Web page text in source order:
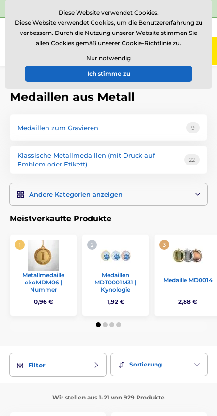
⭐Siehe 504 verifizierte Bewertungen auf
Rufen Sie uns an (Mo-Fr 15-18) +43 676 361 37 22
0
Einführung Medaillen aus Metall
Medaillen aus Metall
Medaillen zum Gravieren 9
Klassische Metallmedaillen (mit Druck auf
Emblem oder Etikett)
22
Andere Kategorien anzeigen
Meistverkaufte Produkte
Metallmedaille
ekoMDM06 |
Nummer
0,96 €
Medaillen
MDT0001M31 |
Kynologie
1,92 €
Medaille MD0014
2,88 €
Filter Sortierung
Wir stellen aus 1-21 von 929 Produkte
Diese Website verwendet Cookies.
Diese Website verwendet Cookies, um die Benutzererfahrung zu
verbessern. Durch die Nutzung unserer Website stimmen Sie
allen Cookies gemäß unserer Cookie-Richtlinie zu.
Nur notwendig
Ich stimme zu